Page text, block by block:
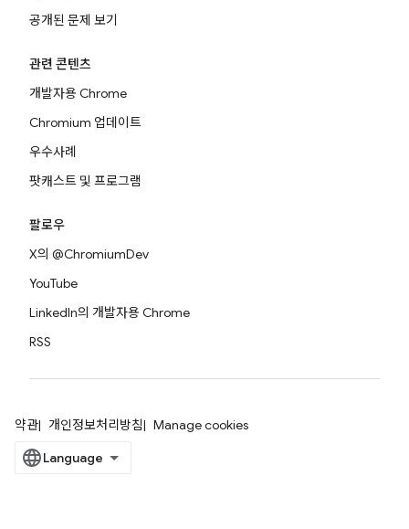
공개된 문제 보기
관련 콘텐츠
개발자용 Chrome
Chromium 업데이트
우수사례
팟캐스트 및 프로그램
팔로우
X의 @ChromiumDev
YouTube
LinkedIn의 개발자용 Chrome
RSS
약관 개인정보처리방침 Manage cookies